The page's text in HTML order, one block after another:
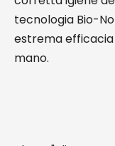
tecnologia Bio-
estrema
mano.